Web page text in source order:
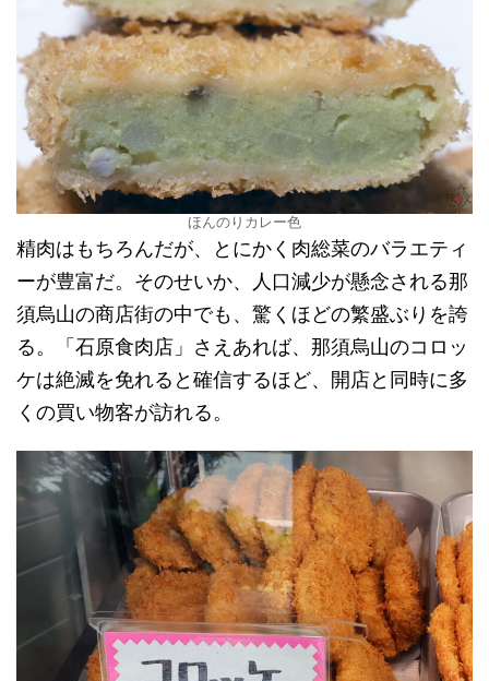
ほんのりカレー色
精肉はもちろんだが、とにかく肉総菜のバラエティ
ーが豊富だ。そのせいか、人口減少が懸念される那
須烏山の商店街の中でも、驚くほどの繁盛ぶりを誇
る。「石原食肉店」さえあれば、那須烏山のコロッ
ケは絶滅を免れると確信するほど、開店と同時に多
くの買い物客が訪れる。